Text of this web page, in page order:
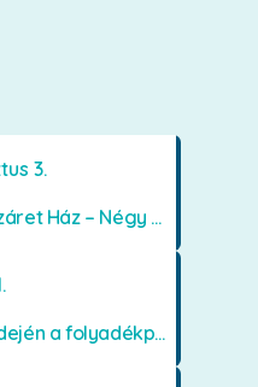
3.
40 éves a Názáret Ház – Négy évtized szeretetben és gondoskodásban
Hőségriadó idején a folyadékpótlás életet menthet